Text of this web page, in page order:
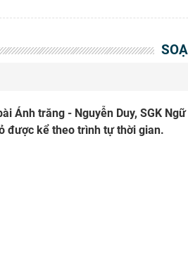
Ánh trăng - Nguyễn Duy, SGK
được kể theo trình tự thời gian.